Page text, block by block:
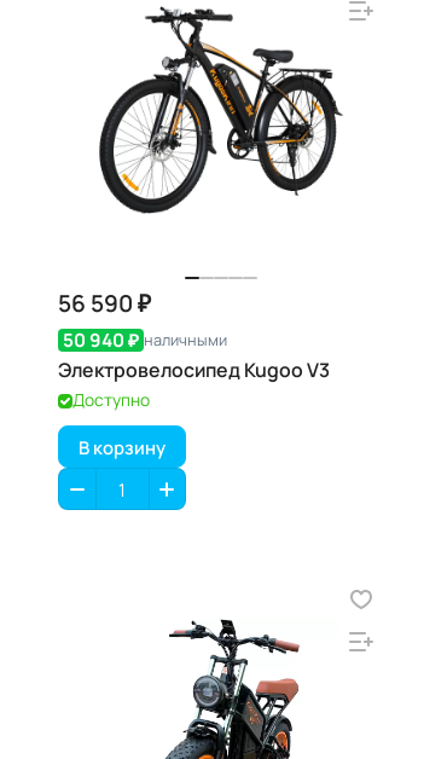
56 590 ₽
50 940 ₽ наличными
Электровелосипед Kugoo V3
Доступно
В корзину